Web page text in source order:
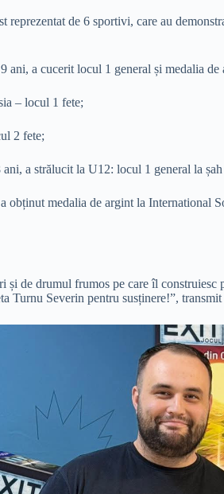
reprezentat de 6 sportivi, care au
ani, a cucerit locul 1 general și medalia de
– locul 1 fete;
2 fete;
a strălucit la U12: locul 1 general la
obținut medalia de argint la International
și de drumul frumos pe care îl
Turnu Severin pentru susținere!”,